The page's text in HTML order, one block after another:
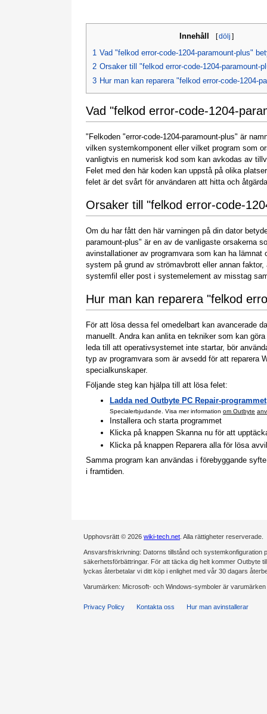
Innehåll [dölj ]
1 Vad "felkod error-code-1204-paramount-plus"
2 Orsaker till "felkod error-code-1204-paramount-
3 Hur man kan reparera "felkod error-code-1204-
Vad "felkod error-code-1204-
"Felkoden "error-code-1204-paramount-plus" är
vilken systemkomponent eller vilket program som
vanligtvis en numerisk kod som kan avkodas av
Felet med den här koden kan uppstå på olika
felet är det svårt för användaren att hitta och
Orsaker till "felkod error-code-
Om du har fått den här varningen på din dator
paramount-plus" är en av de vanligaste orsakerna
avinstallationer av programvara som kan ha
system på grund av strömavbrott eller annan
systemfil eller post i systemelement av misstag
Hur man kan reparera "felkod
För att lösa dessa fel omedelbart kan avancerade
manuellt. Andra kan anlita en tekniker som kan
leda till att operativsystemet inte startar, bör
typ av programvara som är avsedd för att reparera
specialkunskaper.
Följande steg kan hjälpa till att lösa felet:
Ladda ned Outbyte PC Repair-programmet
Specialerbjudande. Visa mer information om Outbyte
Installera och starta programmet
Klicka på knappen Skanna nu för att
Klicka på knappen Reparera alla för lösa
Samma program kan användas i förebyggande
i framtiden.
Upphovsrätt © 2026 wiki-tech.net . Alla rättigheter reserverade.
Ansvarsfriskrivning: Datorns tillstånd och systemkonfiguration
säkerhetsförbättringar. För att täcka dig helt kommer Outbyte
lyckas återbetalar vi ditt köp i enlighet med vår 30 dagars
Varumärken: Microsoft- och Windows-symboler är
Privacy Policy Kontakta oss Hur man avinstallerar